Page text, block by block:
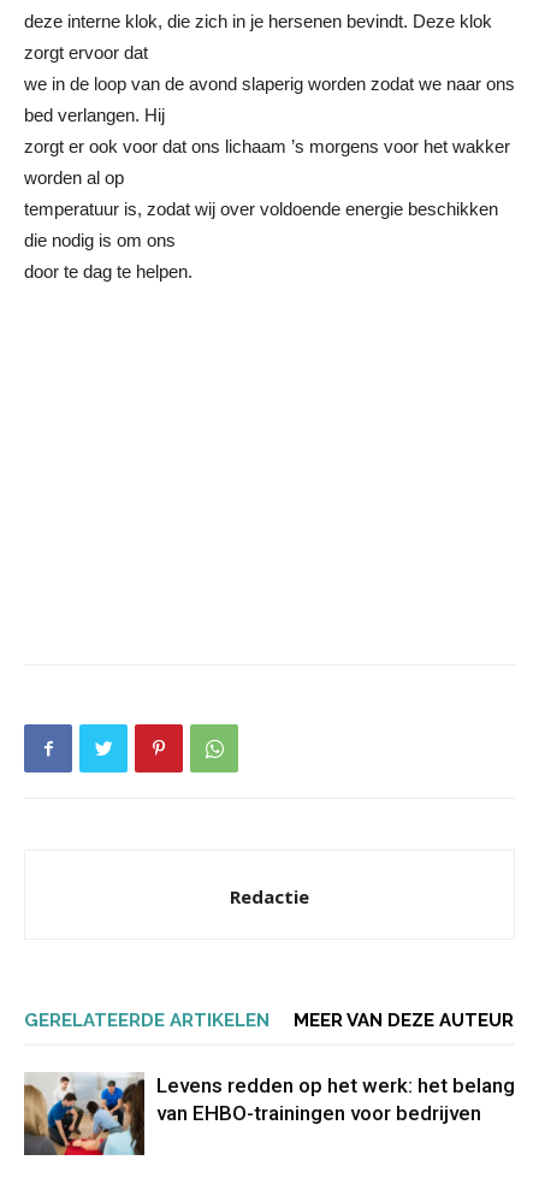
deze interne klok, die zich in je hersenen bevindt. Deze klok
zorgt ervoor dat
we in de loop van de avond slaperig worden zodat we naar ons
bed verlangen. Hij
zorgt er ook voor dat ons lichaam ’s morgens voor het wakker
worden al op
temperatuur is, zodat wij over voldoende energie beschikken
die nodig is om ons
door te dag te helpen.
Redactie
GERELATEERDE ARTIKELEN MEER VAN DEZE AUTEUR
Levens redden op het werk: het belang
van EHBO-trainingen voor bedrijven